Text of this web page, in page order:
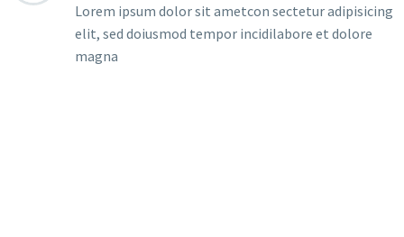
Lorem ipsum dolor sit ametcon sectetur adipisicing
elit, sed doiusmod tempor incidilabore et dolore
magna